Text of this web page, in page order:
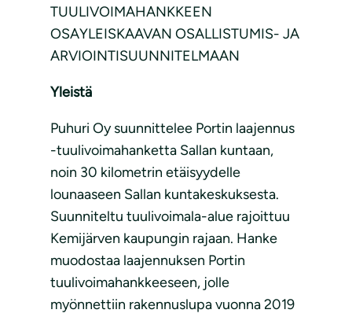
TUULIVOIMAHANKKEEN
OSAYLEISKAAVAN OSALLISTUMIS- JA
ARVIOINTISUUNNITELMAAN
Yleistä
Puhuri Oy suunnittelee Portin laajennus
-tuulivoimahanketta Sallan kuntaan,
noin 30 kilometrin etäisyydelle
lounaaseen Sallan kuntakeskuksesta.
Suunniteltu tuulivoimala-alue rajoittuu
Kemijärven kaupungin rajaan. Hanke
muodostaa laajennuksen Portin
tuulivoimahankkeeseen, jolle
myönnettiin rakennuslupa vuonna 2019